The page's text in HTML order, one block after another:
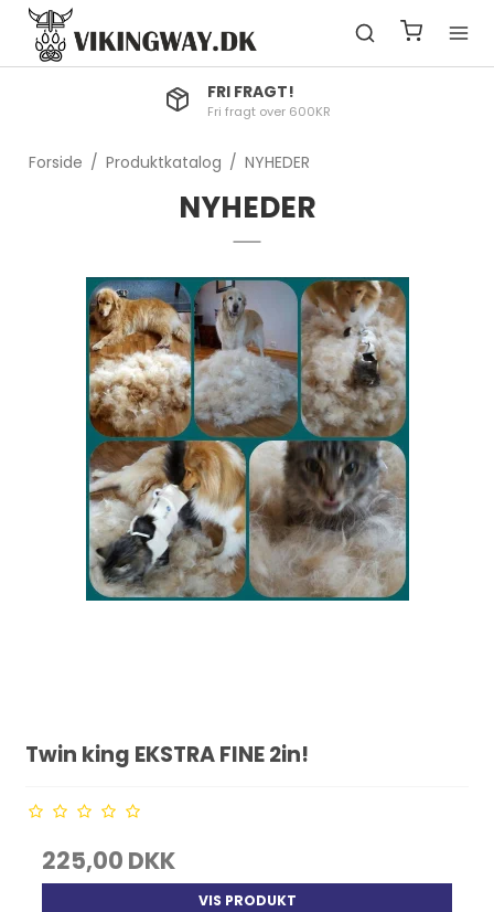
FRI FRAGT!
Fri fragt over 600KR
Forside / Produktkatalog / NYHEDER
NYHEDER
Twin king EKSTRA FINE 2in!
225,00 DKK
VIS PRODUKT